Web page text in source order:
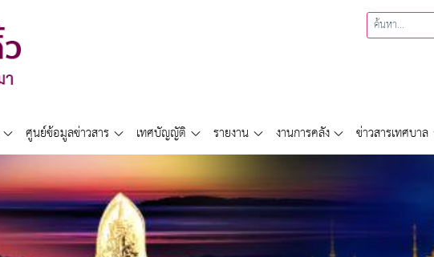
ศูนย์ข้อมูลข่าวสาร เทศบัญญัติ รายงาน งานการคลัง ข่าวสารเทศบาล